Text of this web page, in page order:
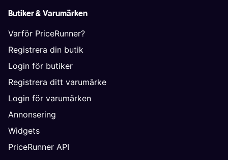
Butiker & Varumärken
Varför PriceRunner?
Registrera din butik
Login för butiker
Registrera ditt varumärke
Login för varumärken
Annonsering
Widgets
PriceRunner API